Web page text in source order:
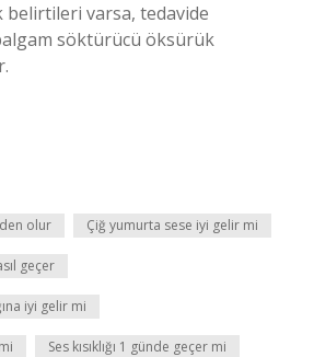
belirtileri varsa, tedavide
söktürücü öksürük
olur Çiğ yumurta sese iyi gelir mi
geçer
iyi gelir mi
Ses kısıklığı 1 günde geçer mi